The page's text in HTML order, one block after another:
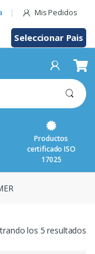
Mis Pedidos
Seleccionar Pais
Productos
certificado ISO
17025
los 5 resultados